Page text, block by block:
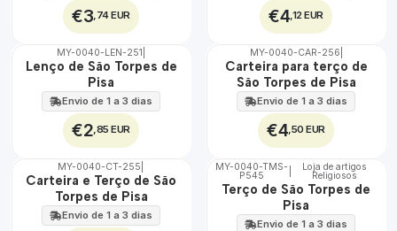
€3,74 EUR €4,12 EUR
🇵🇹
100%
MY-0040-LEN-251
Lenço de São Torpes de
Pisa
Envio de 1 a 3 dias
€2,85 EUR
🇵🇹
100%
MY-0040-CAR-256
Carteira para terço de
São Torpes de Pisa
Envio de 1 a 3 dias
€4,50 EUR
🇵🇹
100%
MY-0040-CT-255
Carteira e Terço de São
Torpes de Pisa
Envio de 1 a 3 dias
🇵🇹
100%
MY-0040-TMS-
P545
Loja de artigos
Religiosos
Terço de São Torpes de
Pisa
Envio de 1 a 3 dias